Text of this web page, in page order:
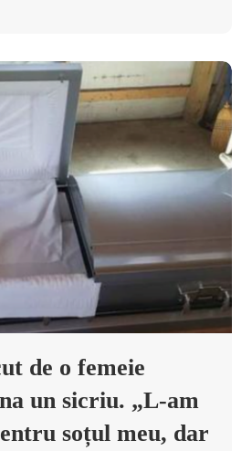
de o femeie
un sicriu. „L-am
soțul meu, dar